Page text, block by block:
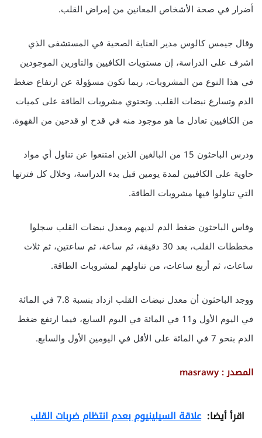
أضرار في صحة الأشخاص المعانين من إمراض القلب.
وقال جيمس كالوس مدير العناية الصحية في المستشفى الذي
اشرف على الدراسة، إن مستويات الكافيين والتاورين الموجودين
في هذا النوع من المشروبات، ربما تكون مسؤولة عن ارتفاع ضغط
الدم وتسارع نبضات القلب. وتحتوي مشروبات الطاقة على كميات
من الكافيين تعادل ما هو موجود منه في قدح او قدحين من القهوة.
ودرس الباحثون 15 من البالغين الذين امتنعوا عن تناول أي مواد
حاوية على الكافيين لمدة يومين قبل بدء الدراسة، وخلال كل فترتها
التي تناولوا فيها مشروبات الطاقة.
وقاس الباحثون ضغط الدم لديهم ومعدل نبضات القلب سجلوا
مخططات القلب، بعد 30 دقيقة، ثم ساعة، ثم ساعتين، ثم ثلاث
ساعات، ثم أربع ساعات، من تناولهم لمشروبات الطاقة.
ووجد الباحثون أن معدل نبضات القلب ازداد بنسبة 7.8 في المائة
في اليوم الأول و11 في المائة في اليوم السابع، فيما ارتفع ضغط
الدم بنحو 7 في المائة على الأقل في اليومين الأول والسابع.
المصدر : masrawy
اقرأ أيضا: علاقة السيلينيوم بعدم انتظام ضربات القلب